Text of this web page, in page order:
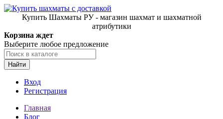
Купить Шахматы РУ - магазин шахмат и шахматной
атрибутики
Корзина ждет
Выберите любое предложение
Найти
Вход
Регистрация
Главная
Блог